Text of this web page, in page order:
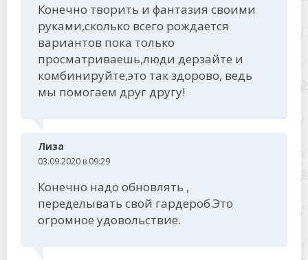
Конечно творить и фантазия своими
руками,сколько всего рождается
вариантов пока только
просматриваешь,люди дерзайте и
комбинируйте,это так здорово, ведь
мы помогаем друг другу!
Лиза
03.09.2020 в 09:29
Конечно надо обновлять ,
переделывать свой гардероб.Это
огромное удовольствие.